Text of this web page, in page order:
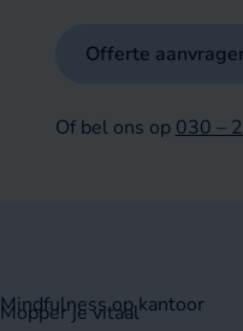
Offerte
Of bel ons op 030 –
Mindfulness op kantoor
Mopper je vitaal